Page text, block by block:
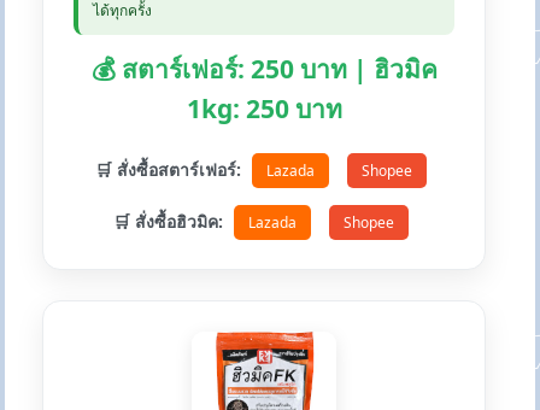
ได้ทุกครั้ง
💰 สตาร์เฟอร์: 250 บาท | ฮิวมิค
1kg: 250 บาท
🛒 สั่งซื้อสตาร์เฟอร์: Lazada Shopee
🛒 สั่งซื้อฮิวมิค: Lazada Shopee